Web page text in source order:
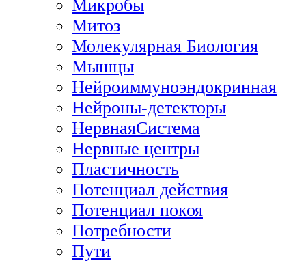
Микробы
Митоз
Молекулярная Биология
Мышцы
Нейроиммуноэндокринная
Нейроны-детекторы
НервнаяСистема
Нервные центры
Пластичность
Потенциал действия
Потенциал покоя
Потребности
Пути